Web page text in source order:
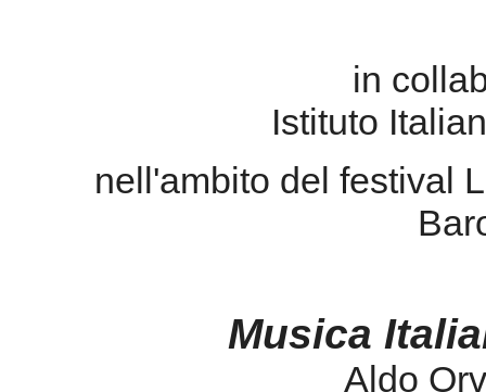
in
Istituto
nell'ambito del festival
Musica
Aldo